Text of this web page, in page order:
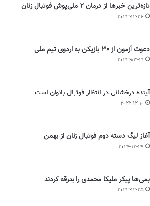
تازه‌ترین خبرها از درمان ۲ ملی‌پوش فوتبال زنان
2023-12-24
دعوت آزمون از 30 بازیکن به اردوی تیم ملی
2023-03-21
آینده درخشانی در انتظار فوتبال بانوان است
2022-12-10
آغاز لیگ دسته دوم فوتبال زنان از بهمن
2024-12-29
بمی‌ها پیکر ملیکا محمدی را بدرقه کردند
2023-12-25